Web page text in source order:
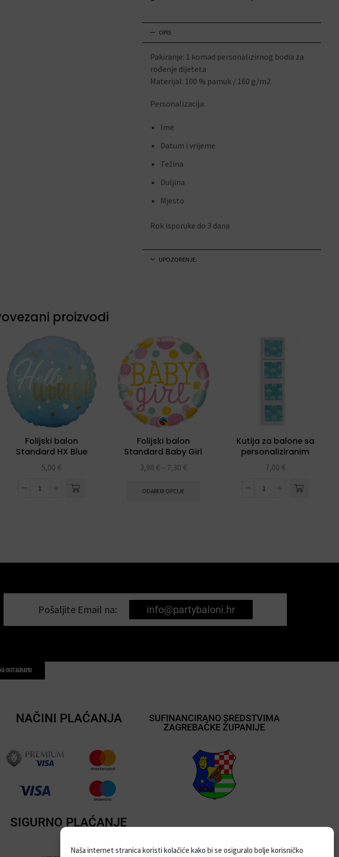
Naša internet stranica koristi kolačiće kako bi se osiguralo bolje korisničko
OPIS
Pakiranje: 1 komad personalizirnog bodia za
rođenje dijeteta
Materijal: 100 % pamuk / 160 g/m2
Personalizacija:
Ime
Datum i vrijeme
Težina
Duljina
Mjesto
Rok isporuke do 3 dana
UPOZORENJE:
proizvodi
Folijski balon
Standard HX Blue
Baby Boy
5,00 €
Folijski balon
Standard Baby Girl
dots 18″
3,98 € – 7,30 €
ODABERI OPCIJE
Kutija za balone sa
personaliziranim
slovom
7,00 €
Pošaljite Email na: info@partybaloni.hr
instagramu
NAČINI PLAĆANJA
SIGURNO PLAĆANJE
SUFINANCIRANO SREDSTVIMA
ZAGREBAČKE ŽUPANIJE